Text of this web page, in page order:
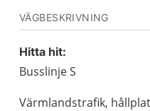
VÄGBESKRIVNING
Hitta hit:
Busslinje S
Värmlandstrafik,